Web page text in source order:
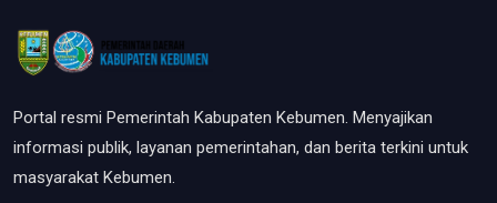
Portal resmi Pemerintah Kabupaten Kebumen. Menyajikan
informasi publik, layanan pemerintahan, dan berita terkini untuk
masyarakat Kebumen.